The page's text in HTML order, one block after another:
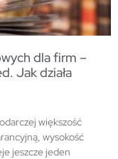
dla firm –
Jak działa
większość
wysokość
jeszcze jeden